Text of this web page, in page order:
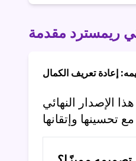
ريمسترد مقدمة
إعادة تعريف الكمال
الإصدار النهائي